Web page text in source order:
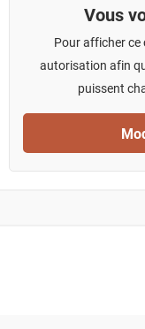
Vous
Pour afficher ce
autorisation afin
puissent